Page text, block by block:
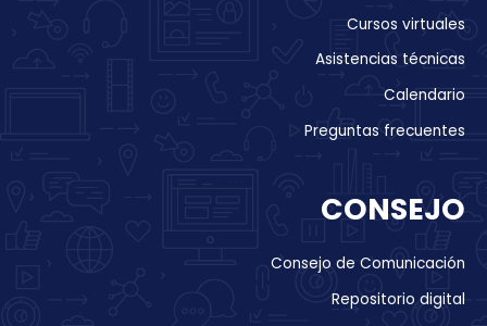
Cursos virtuales
Asistencias técnicas
Calendario
Preguntas frecuentes
CONSEJO
Consejo de Comunicación
Repositorio digital